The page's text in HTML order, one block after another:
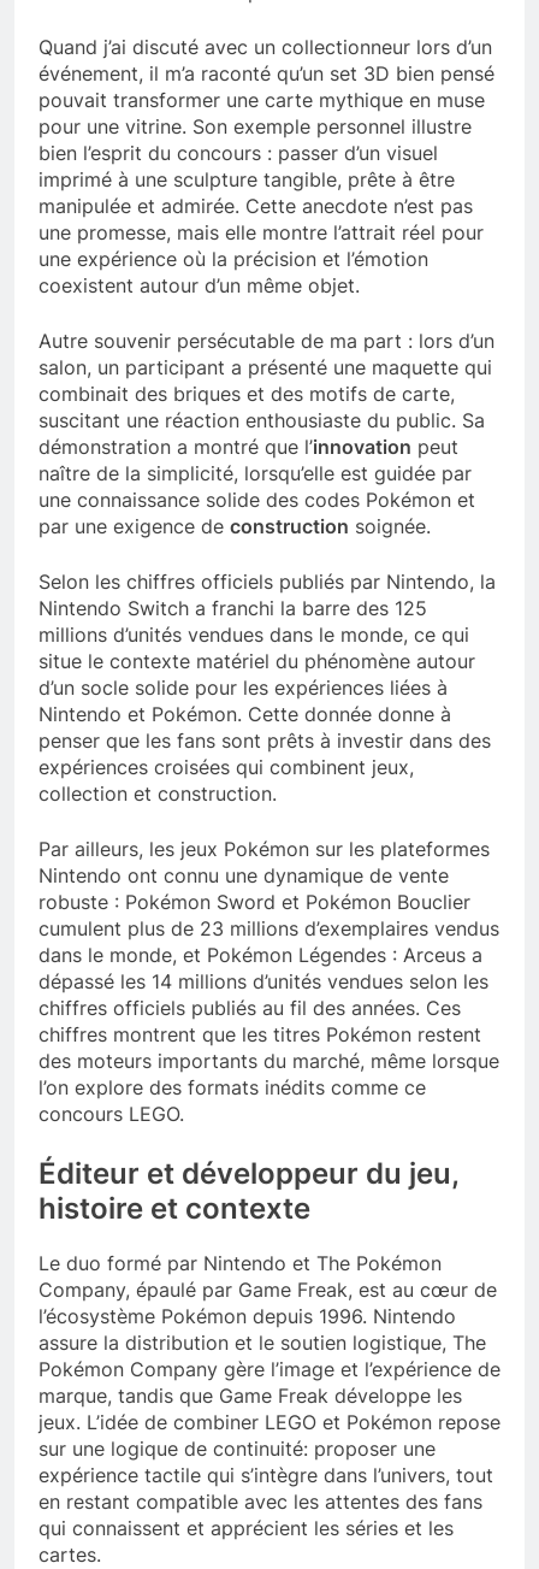
Quand j’ai discuté avec un collectionneur lors d’un
événement, il m’a raconté qu’un set 3D bien pensé
pouvait transformer une carte mythique en muse
pour une vitrine. Son exemple personnel illustre
bien l’esprit du concours : passer d’un visuel
imprimé à une sculpture tangible, prête à être
manipulée et admirée. Cette anecdote n’est pas
une promesse, mais elle montre l’attrait réel pour
une expérience où la précision et l’émotion
coexistent autour d’un même objet.
Autre souvenir persécutable de ma part : lors d’un
salon, un participant a présenté une maquette qui
combinait des briques et des motifs de carte,
suscitant une réaction enthousiaste du public. Sa
démonstration a montré que l’innovation peut
naître de la simplicité, lorsqu’elle est guidée par
une connaissance solide des codes Pokémon et
par une exigence de construction soignée.
Selon les chiffres officiels publiés par Nintendo, la
Nintendo Switch a franchi la barre des 125
millions d’unités vendues dans le monde, ce qui
situe le contexte matériel du phénomène autour
d’un socle solide pour les expériences liées à
Nintendo et Pokémon. Cette donnée donne à
penser que les fans sont prêts à investir dans des
expériences croisées qui combinent jeux,
collection et construction.
Par ailleurs, les jeux Pokémon sur les plateformes
Nintendo ont connu une dynamique de vente
robuste : Pokémon Sword et Pokémon Bouclier
cumulent plus de 23 millions d’exemplaires vendus
dans le monde, et Pokémon Légendes : Arceus a
dépassé les 14 millions d’unités vendues selon les
chiffres officiels publiés au fil des années. Ces
chiffres montrent que les titres Pokémon restent
des moteurs importants du marché, même lorsque
l’on explore des formats inédits comme ce
concours LEGO.
Éditeur et développeur du jeu,
histoire et contexte
Le duo formé par Nintendo et The Pokémon
Company, épaulé par Game Freak, est au cœur de
l’écosystème Pokémon depuis 1996. Nintendo
assure la distribution et le soutien logistique, The
Pokémon Company gère l’image et l’expérience de
marque, tandis que Game Freak développe les
jeux. L’idée de combiner LEGO et Pokémon repose
sur une logique de continuité: proposer une
expérience tactile qui s’intègre dans l’univers, tout
en restant compatible avec les attentes des fans
qui connaissent et apprécient les séries et les
cartes.